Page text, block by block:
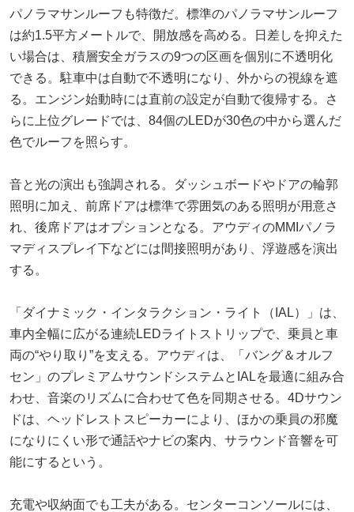
パノラマサンルーフも特徴だ。標準のパノラマサンルーフ
は約1.5平方メートルで、開放感を高める。日差しを抑えた
い場合は、積層安全ガラスの9つの区画を個別に不透明化
できる。駐車中は自動で不透明になり、外からの視線を遮
る。エンジン始動時には直前の設定が自動で復帰する。さ
らに上位グレードでは、84個のLEDが30色の中から選んだ
色でルーフを照らす。
音と光の演出も強調される。ダッシュボードやドアの輪郭
照明に加え、前席ドアは標準で雰囲気のある照明が用意さ
れ、後席ドアはオプションとなる。アウディのMMIパノラ
マディスプレイ下などには間接照明があり、浮遊感を演出
する。
「ダイナミック・インタラクション・ライト（IAL）」は、
車内全幅に広がる連続LEDライトストリップで、乗員と車
両の“やり取り”を支える。アウディは、「バング＆オルフ
セン」のプレミアムサウンドシステムとIALを最適に組み合
わせ、音楽のリズムに合わせて色を同期させる。4Dサウン
ドは、ヘッドレストスピーカーにより、ほかの乗員の邪魔
になりにくい形で通話やナビの案内、サラウンド音響を可
能にするという。
充電や収納面でも工夫がある。センターコンソールには、